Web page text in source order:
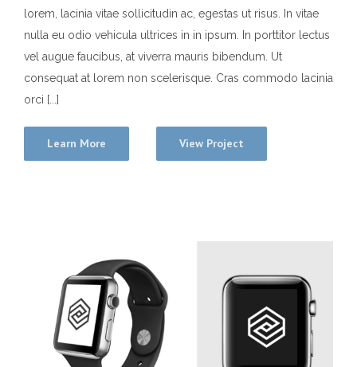
lorem, lacinia vitae sollicitudin ac, egestas ut risus. In vitae
nulla eu odio vehicula ultrices in in ipsum. In porttitor lectus
vel augue faucibus, at viverra mauris bibendum. Ut
consequat at lorem non scelerisque. Cras commodo lacinia
orci [...]
Learn More View Project